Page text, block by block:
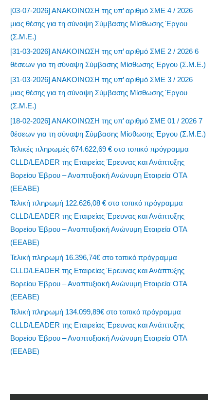
[03-07-2026] ΑΝΑΚΟΙΝΩΣΗ της υπ’ αριθμό ΣΜΕ 4 / 2026
μιας θέσης για τη σύναψη Σύμβασης Μίσθωσης Έργου
(Σ.Μ.Ε.)
[31-03-2026] ΑΝΑΚΟΙΝΩΣΗ της υπ’ αριθμό ΣΜΕ 2 / 2026 6
θέσεων για τη σύναψη Σύμβασης Μίσθωσης Έργου (Σ.Μ.Ε.)
[31-03-2026] ΑΝΑΚΟΙΝΩΣΗ της υπ’ αριθμό ΣΜΕ 3 / 2026
μιας θέσης για τη σύναψη Σύμβασης Μίσθωσης Έργου
(Σ.Μ.Ε.)
[18-02-2026] ΑΝΑΚΟΙΝΩΣΗ της υπ’ αριθμό ΣΜΕ 01 / 2026 7
θέσεων για τη σύναψη Σύμβασης Μίσθωσης Έργου (Σ.Μ.Ε.)
Τελικές πληρωμές 674.622,69 € στο τοπικό πρόγραμμα
CLLD/LEADER της Εταιρείας Έρευνας και Ανάπτυξης
Βορείου Έβρου – Αναπτυξιακή Ανώνυμη Εταιρεία ΟΤΑ
(ΕΕΑΒΕ)
Τελική πληρωμή 122.626,08 € στο τοπικό πρόγραμμα
CLLD/LEADER της Εταιρείας Έρευνας και Ανάπτυξης
Βορείου Έβρου – Αναπτυξιακή Ανώνυμη Εταιρεία ΟΤΑ
(ΕΕΑΒΕ)
Τελική πληρωμή 16.396,74€ στο τοπικό πρόγραμμα
CLLD/LEADER της Εταιρείας Έρευνας και Ανάπτυξης
Βορείου Έβρου – Αναπτυξιακή Ανώνυμη Εταιρεία ΟΤΑ
(ΕΕΑΒΕ)
Τελική πληρωμή 134.099,89€ στο τοπικό πρόγραμμα
CLLD/LEADER της Εταιρείας Έρευνας και Ανάπτυξης
Βορείου Έβρου – Αναπτυξιακή Ανώνυμη Εταιρεία ΟΤΑ
(ΕΕΑΒΕ)